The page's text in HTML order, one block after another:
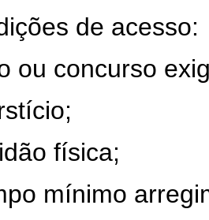
de acesso:
concurso
física;
mínimo